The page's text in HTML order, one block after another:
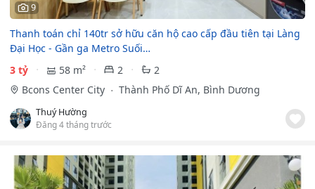
9
Thanh toán chỉ 140tr sở hữu căn hộ cao cấp đầu tiên tại Làng
Đại Học - Gần ga Metro Suối…
3 tỷ
58 m² 2
2
Bcons Center City
Thành Phố Dĩ An, Bình Dương
Thuý Hường
Đăng 4 tháng trước